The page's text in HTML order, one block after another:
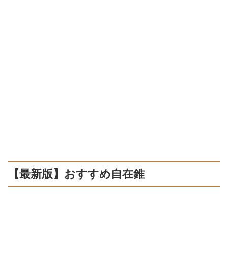
【最新版】おすすめ自在錐